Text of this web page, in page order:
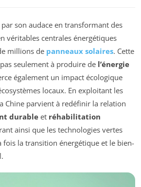
son audace en transformant des
véritables centrales énergétiques
millions de panneaux solaires. Cette
seulement à produire de l’énergie
également un impact écologique
locaux. En exploitant les
Chine parvient à redéfinir la relation
durableet réhabilitation
ainsi que les technologies vertes
fois la transition énergétique et le bien-